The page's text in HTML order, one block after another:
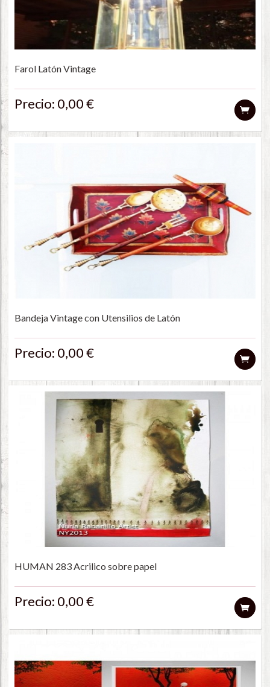
Farol Latón Vintage
Precio: 0,00 €
Bandeja Vintage con Utensilios de Latón
Precio: 0,00 €
HUMAN 283 Acrilico sobre papel
Precio: 0,00 €